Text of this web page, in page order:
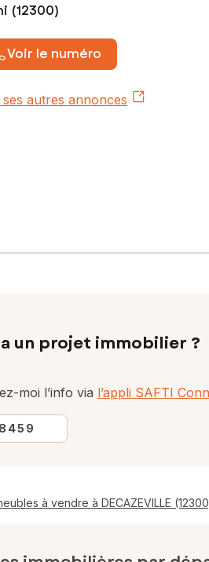
(12300)
Voir le numéro
ses autres annonces
un projet immobilier ?
moi l’info via l’appli SAFTI
à vendre à DECAZEVILLE